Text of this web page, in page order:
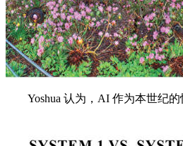
Yoshua 认为，AI 作为本世纪的